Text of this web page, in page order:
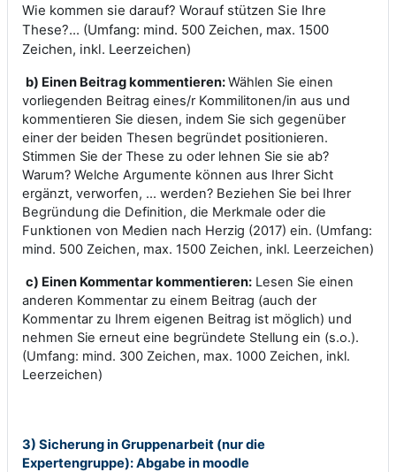
Wie kommen sie darauf? Worauf stützen Sie Ihre
These?... (Umfang: mind. 500 Zeichen, max. 1500
Zeichen, inkl. Leerzeichen)
b) Einen Beitrag kommentieren:Wählen Sie einen
vorliegenden Beitrag eines/r Kommilitonen/in aus und
kommentieren Sie diesen, indem Sie sich gegenüber
einer der beiden Thesen begründet positionieren.
Stimmen Sie der These zu oder lehnen Sie sie ab?
Warum? Welche Argumente können aus Ihrer Sicht
ergänzt, verworfen, … werden? Beziehen Sie bei Ihrer
Begründung die Definition, die Merkmale oder die
Funktionen von Medien nach Herzig (2017) ein. (Umfang:
mind. 500 Zeichen, max. 1500 Zeichen, inkl. Leerzeichen)
c) Einen Kommentar kommentieren: Lesen Sie einen
anderen Kommentar zu einem Beitrag (auch der
Kommentar zu Ihrem eigenen Beitrag ist möglich) und
nehmen Sie erneut eine begründete Stellung ein (s.o.).
(Umfang: mind. 300 Zeichen, max. 1000 Zeichen, inkl.
Leerzeichen)
3) Sicherung in Gruppenarbeit (nur die
Expertengruppe): Abgabe in moodle